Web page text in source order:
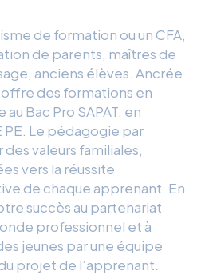
de formation ou un CFA,
de parents, maîtres de
anciens élèves. Ancrée
des formations en
Bac Pro SAPAT, en
PE. Le pédagogie par
valeurs familiales,
vers la réussite
de chaque apprenant. En
succès au partenariat
professionnel et à
jeunes par une équipe
projet de l’apprenant.